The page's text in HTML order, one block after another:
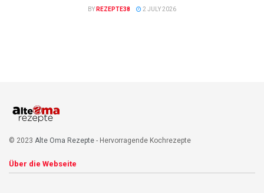
BY REZEPTE38 2 JULY 2026
© 2023 Alte Oma Rezepte - Hervorragende Kochrezepte
Über die Webseite